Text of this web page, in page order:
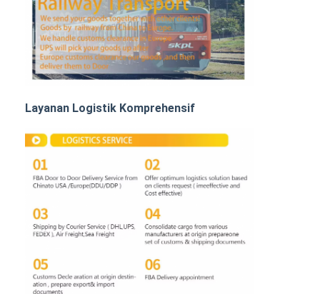
Kapal ke Amazon
Pengangkutan Truk
Layanan gudang
Layanan Logistik Komprehensif